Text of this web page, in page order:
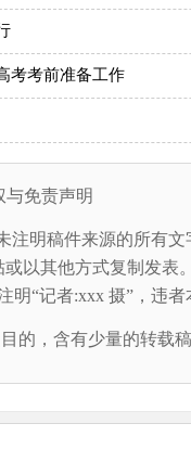
考考前准备工作
免责声明
稿件来源的所有文
以其他方式复制发
明“记者:xxx 摄”，违
，含有少量的转载稿